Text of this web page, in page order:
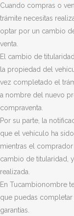
Cuando compras o
trámite necesitas
optar por un cambio
venta.
El cambio de
la propiedad del
vez completado el
a nombre del nuevo
compraventa.
Por su parte, la
que el vehículo ha
mientras el
cambio de titularidad,
realizada.
En Tucambionombre
que puedas
garantías.